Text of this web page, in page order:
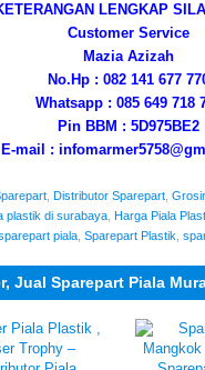
LENGKAP
Customer Service
Mazia Azizah
No.Hp : 082 141 677
Whatsapp : 085 649 718
Pin BBM : 5D975BE2
E-mail :
Distributor Sparepart
plastik di surabaya Harga Piala
piala Sparepart Plastik
Jual Sparepart Piala